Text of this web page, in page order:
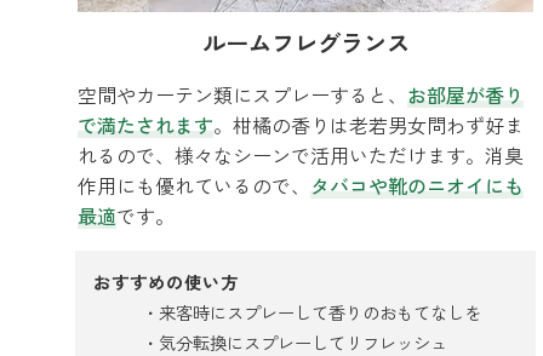
ルームフレグランス
空間やカーテン類にスプレーすると、 お部屋が香り
で満たされます。柑橘の香りは老若男女問わず好ま
れるので、様々なシーンで活用いただけます。消臭
作用にも優れているので、 タバコや靴のニオイにも
最適です。
おすすめの使い方
来客時にスプレーして香りのおもてなしを
気分転換にスプレーしてリフレッシュ